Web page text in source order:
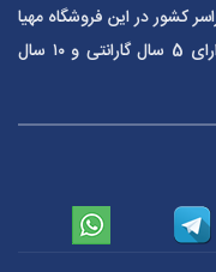
کشور در این فروشگاه مهیا
شده است. مانند گذشته کلیه محصولاتمان دارای 5 سال گارانتی و ۱۰ سال